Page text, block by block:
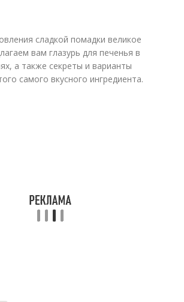
сладкой помадки великое
вам глазурь для печенья в
а также секреты и варианты
самого вкусного ингредиента.